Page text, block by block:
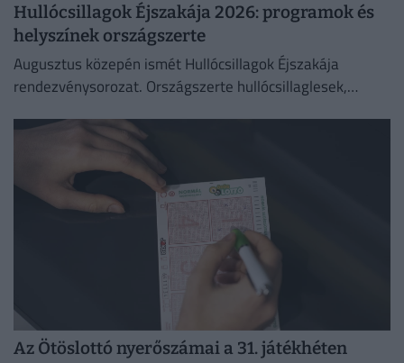
Hullócsillagok Éjszakája 2026: programok és
helyszínek országszerte
Augusztus közepén ismét Hullócsillagok Éjszakája
rendezvénysorozat. Országszerte hullócsillaglesek,
égbolt szerelmeseinek.
Az Ötöslottó nyerőszámai a 31. játékhéten